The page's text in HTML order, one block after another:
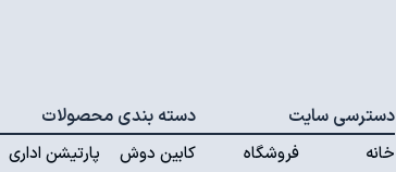
دسترسی سایت
خانه
فروشگاه
دسته بندی محصولات
کابین دوش
پارتیشن اداری